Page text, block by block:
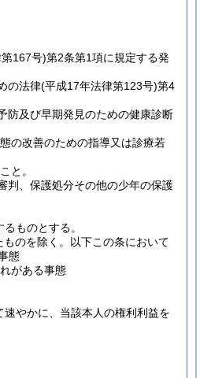
167号)第2条第1項に規定する発
の法律(平成17年法律第123号)第4
防及び早期発見のための健康診断
の改善のための指導又は診療若
と。
判、保護処分その他の少年の保護
ものとする。
のを除く。以下この条において
態
がある事態
やかに、当該本人の権利利益を